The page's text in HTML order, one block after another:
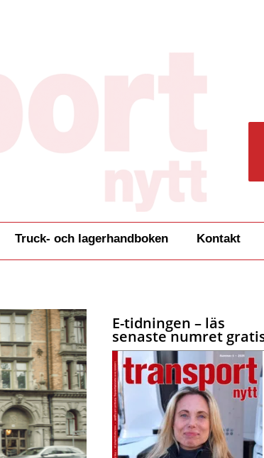
Truck- och lagerhandboken Kontakt
E-tidningen – läs
senaste numret